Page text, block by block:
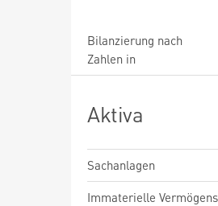
Bilanzierung nach
Zahlen in
Aktiva
Sachanlagen
Immaterielle